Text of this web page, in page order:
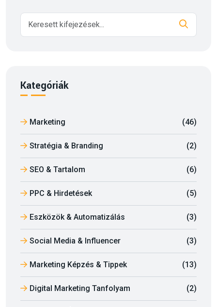
Kategóriák
Marketing (46)
Stratégia & Branding (2)
SEO & Tartalom (6)
PPC & Hirdetések (5)
Eszközök & Automatizálás (3)
Social Media & Influencer (3)
Marketing Képzés & Tippek (13)
Digital Marketing Tanfolyam (2)